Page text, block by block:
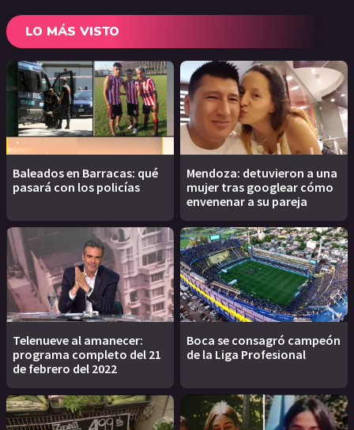
LO MÁS VISTO
Baleados en Barracas: qué
pasará con los policías
Mendoza: detuvieron a una
mujer tras googlear cómo
envenenar a su pareja
Telenueve al amanecer:
programa completo del 21
de febrero del 2022
Boca se consagró campeón
de la Liga Profesional